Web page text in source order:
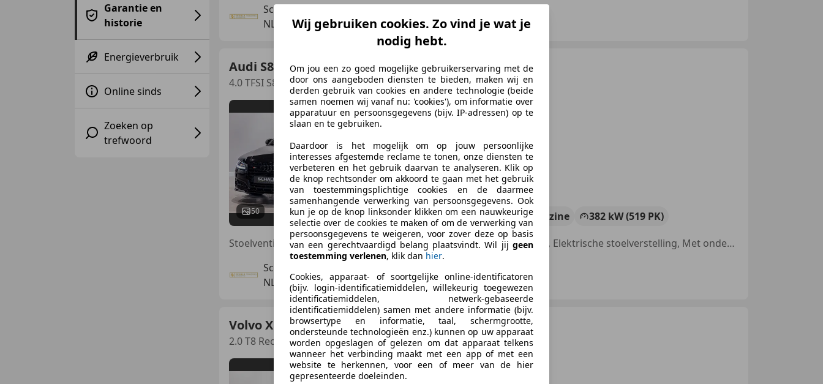
Garantie en
historie
Energieverbruik
Online sinds
Zoeken op
trefwoord
Schalk Trading Automotive B.V.
NL-4879 AK ETTEN-LEUR
Audi S8
4.0 TFSI S8 quattro Pro Line+|Pano|HUD|B&O|Keramis
50
€ 54.450
08/2015 55.600 km Benzine
382 kW (519 PK)
Stoelventilatie, Head-up display, Grootlichtassistent, Massagestoelen, Elektrische stoelverstelling, Met onderhoudshistorie, Panorama dak, Parkeerhulp met camera
Schalk Trading Automotive B.V.
NL-4879 AK ETTEN-LEUR
Volvo XC90
2.0 T8 Recharge AWD Inscription|7-per|NAP|H&K|360
€ 44.900
Wij gebruiken cookies. Zo vind je wat je
nodig hebt.
Om jou een zo goed mogelijke gebruikerservaring met de
door ons aangeboden diensten te bieden, maken wij en
derden gebruik van cookies en andere technologie (beide
samen noemen wij vanaf nu: 'cookies'), om informatie over
apparatuur en persoonsgegevens (bijv. IP-adressen) op te
slaan en te gebruiken.
Daardoor is het mogelijk om op jouw persoonlijke
interesses afgestemde reclame te tonen, onze diensten te
verbeteren en het gebruik daarvan te analyseren. Klik op
de knop rechtsonder om akkoord te gaan met het gebruik
van toestemmingsplichtige cookies en de daarmee
samenhangende verwerking van persoonsgegevens. Ook
kun je op de knop linksonder klikken om een nauwkeurige
selectie over de cookies te maken of om de verwerking van
persoonsgegevens te weigeren, voor zover deze op basis
van een gerechtvaardigd belang plaatsvindt. Wil jij geen
toestemming verlenen, klik dan hier.
Cookies, apparaat- of soortgelijke online-identificatoren
(bijv. login-identificatiemiddelen, willekeurig toegewezen
identificatiemiddelen, netwerk-gebaseerde
identificatiemiddelen) samen met andere informatie (bijv.
browsertype en informatie, taal, schermgrootte,
ondersteunde technologieën enz.) kunnen op uw apparaat
worden opgeslagen of gelezen om dat apparaat telkens
wanneer het verbinding maakt met een app of met een
website te herkennen, voor een of meer van de hier
gepresenteerde doeleinden.